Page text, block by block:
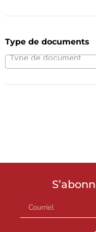
Type de documents
Type de document